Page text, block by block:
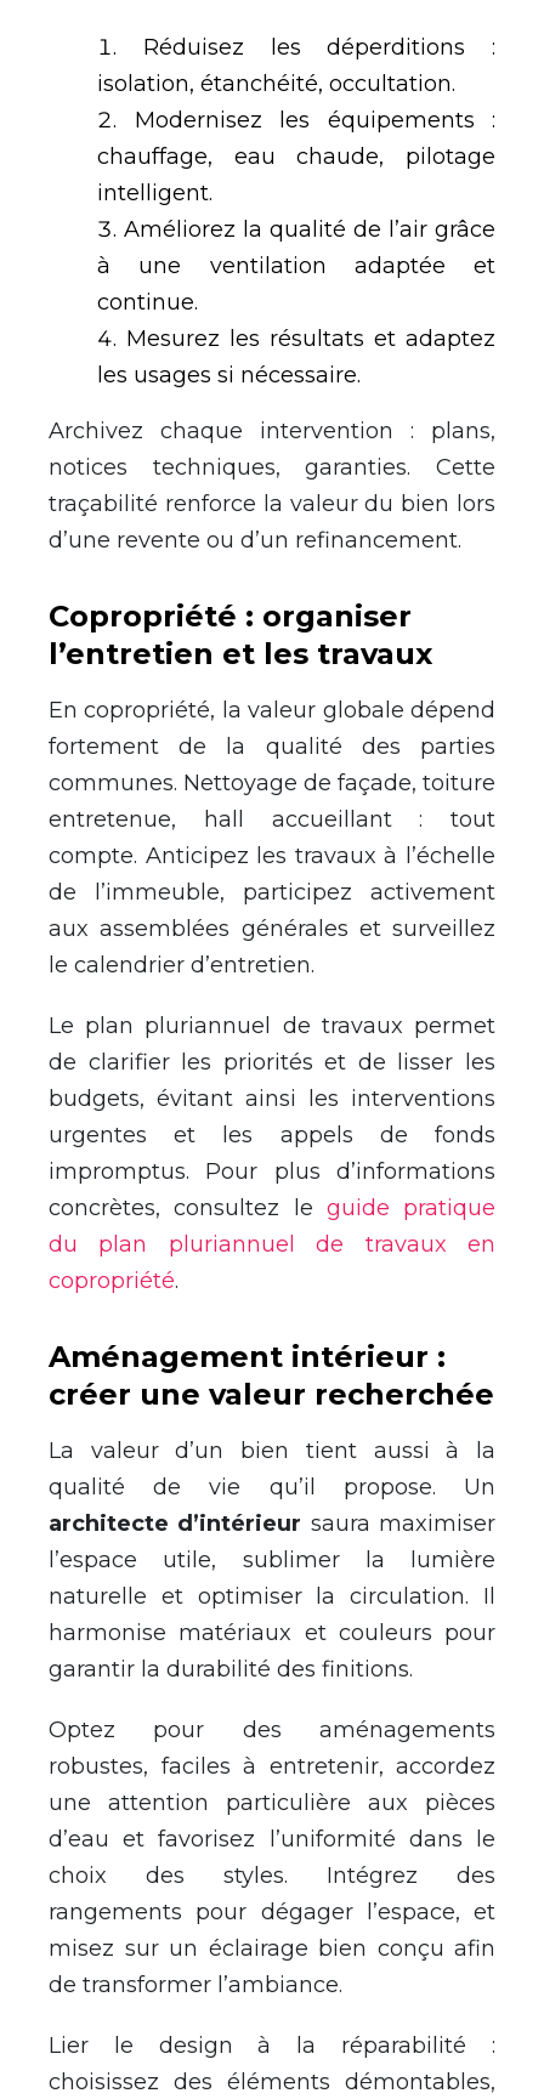
Réduisez les déperditions :
isolation, étanchéité, occultation.
Modernisez les équipements :
chauffage, eau chaude, pilotage
intelligent.
Améliorez la qualité de l’air grâce
à une ventilation adaptée et
continue.
Mesurez les résultats et adaptez
les usages si nécessaire.
Archivez chaque intervention : plans,
notices techniques, garanties. Cette
traçabilité renforce la valeur du bien lors
d’une revente ou d’un refinancement.
Copropriété : organiser
l’entretien et les travaux
En copropriété, la valeur globale dépend
fortement de la qualité des parties
communes. Nettoyage de façade, toiture
entretenue, hall accueillant : tout
compte. Anticipez les travaux à l’échelle
de l’immeuble, participez activement
aux assemblées générales et surveillez
le calendrier d’entretien.
Le plan pluriannuel de travaux permet
de clarifier les priorités et de lisser les
budgets, évitant ainsi les interventions
urgentes et les appels de fonds
impromptus. Pour plus d’informations
concrètes, consultez le guide pratique
du plan pluriannuel de travaux en
copropriété.
Aménagement intérieur :
créer une valeur recherchée
La valeur d’un bien tient aussi à la
qualité de vie qu’il propose. Un
architecte d’intérieur saura maximiser
l’espace utile, sublimer la lumière
naturelle et optimiser la circulation. Il
harmonise matériaux et couleurs pour
garantir la durabilité des finitions.
Optez pour des aménagements
robustes, faciles à entretenir, accordez
une attention particulière aux pièces
d’eau et favorisez l’uniformité dans le
choix des styles. Intégrez des
rangements pour dégager l’espace, et
misez sur un éclairage bien conçu afin
de transformer l’ambiance.
Lier le design à la réparabilité :
choisissez des éléments démontables,